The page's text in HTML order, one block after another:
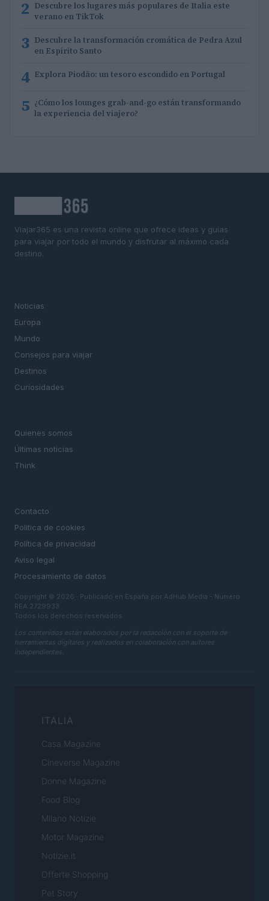
2 Descubre los lugares más populares de Italia este
verano en TikTok
3 Descubre la transformación cromática de Pedra Azul
en Espírito Santo
4 Explora Piodão: un tesoro escondido en Portugal
5 ¿Cómo los lounges grab-and-go están transformando
la experiencia del viajero?
Viajar365 es una revista online que ofrece ideas y guías
para viajar por todo el mundo y disfrutar al máximo cada
destino.
Noticias
Europa
Mundo
Consejos para viajar
Destinos
Curiosidades
Quienes somos
Últimas noticias
Think
Contacto
Politica de cookies
Política de privacidad
Aviso legal
Procesamiento de datos
Copyright © 2026 · Publicado en España por AdHub Media - Numero
REA 2729933
Todos los derechos reservados
Los contenidos están elaborados por la redacción con el soporte de
herramientas digitales y realizados en colaboración con autores
independientes.
ITALIA
Casa Magazine
Cineverse Magazine
Donne Magazine
Food Blog
Milano Notizie
Motor Magazine
Notizie.it
Offerte Shopping
Pet Story